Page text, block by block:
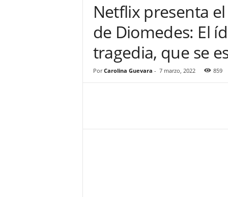
Netflix presenta
de Diomedes: El
tragedia, que se
Por Carolina Guevara - 7 marzo, 2022 859